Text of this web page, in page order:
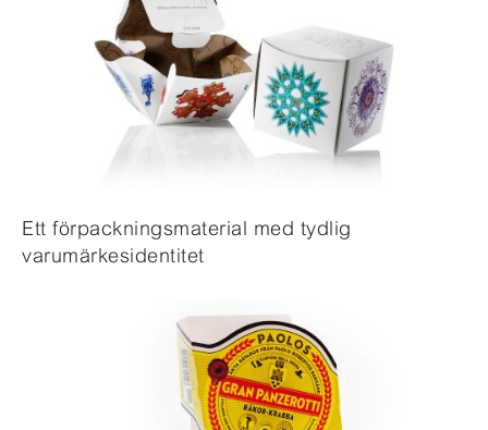
Ett förpackningsmaterial med tydlig
varumärkesidentitet